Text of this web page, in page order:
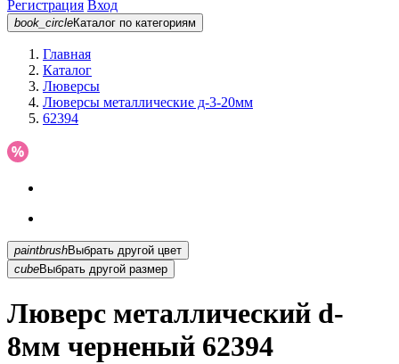
Регистрация Вход
book_circleКаталог по категориям
Главная
Каталог
Люверсы
Люверсы металлические д-3-20мм
62394
paintbrush
Выбрать другой цвет
cubeВыбрать другой размер
Люверс металлический d-
8мм черненый 62394